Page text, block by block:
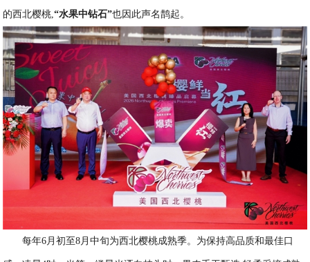
的西北樱桃,“水果中钻石”也因此声名鹊起。
每年6月初至8月中旬为西北樱桃成熟季。为保持高品质和最佳口